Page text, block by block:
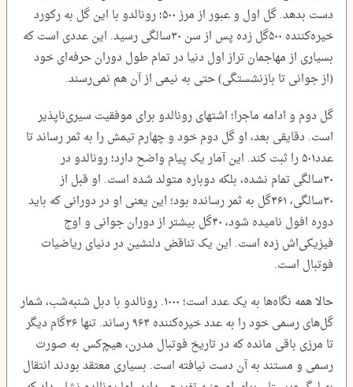
دست بدهد. گل اول و عبور از مرز ۵۰۰؛ رونالدو با این گل به رکورد
خیره‌کننده ۵۰۰‌گل زده پس از سن ۳۰‌سالگی رسید. این عددی است که
بسیاری از مهاجمان تراز اول دنیا در تمام طول دوران حرفه‌ای خود
(از جوانی تا بازنشستگی) حتی به نیمی از آن هم نمی‌رسند.
گل دوم و ادامه ماجرا؛ اشتهای رونالدو برای موفقیت سیری‌ناپذیر
است. دقایقی بعد، او گل دوم خود و چهارم تیمش را به ثمر رساند تا
عدد‌۵۰۱ را ثبت کند. این آمار یک پیام واضح دارد؛ رونالدو در
۳۰‌سالگی تمام نشده، بلکه دوباره متولد شده است. او قبل از
۳۰سالگی، ۴۶۱‌گل به ثمر رسانده بود؛ این یعنی او در دورانی که باید
دوره افول نامیده شود، ۴۰‌گل بیشتر از دوران جوانی و اوج
فیزیکی‌اش زده است. این یک تناقض دلنشین در دنیای ریاضیات
فوتبال است.
حالا همه نگاه‌ها به یک عدد است؛ ۱۰۰۰. رونالدو با دبل شنبه‌شب، شمار
گل‌های رسمی خود را به عدد خیره‌کننده ۹۶۴ رساند. تنها ۳۶‌گام دیگر
تا مرزی باقی مانده که در تاریخ فوتبال مدرن، هیچ‌کس به صورت
رسمی و مستند به آن دست نیافته است. بسیاری معتقد بودند انتقال